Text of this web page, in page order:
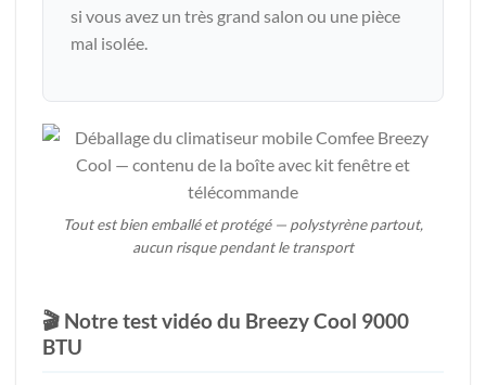
si vous avez un très grand salon ou une pièce
mal isolée.
Tout est bien emballé et protégé — polystyrène partout,
aucun risque pendant le transport
🎬 Notre test vidéo du Breezy Cool 9000
BTU